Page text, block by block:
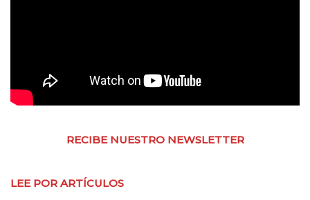
RECIBE NUESTRO NEWSLETTER
LEE POR ARTÍCULOS